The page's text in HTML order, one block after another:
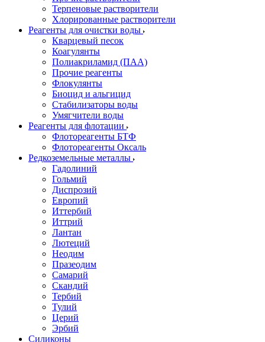
Терпеновые растворители
Хлорированные растворители
Реагенты для очистки воды
Кварцевый песок
Коагулянты
Полиакриламид (ПАА)
Прочие реагенты
Флокулянты
Биоцид и альгицид
Стабилизаторы воды
Умягчители воды
Реагенты для флотации
Флотореагенты БТФ
Флотореагенты Оксаль
Редкоземельные металлы
Гадолиний
Гольмий
Диспрозий
Европий
Иттербий
Иттрий
Лантан
Лютеций
Неодим
Празеодим
Самарий
Скандий
Тербий
Тулий
Церий
Эрбий
Силиконы